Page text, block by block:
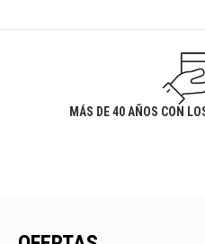
MÁS DE 40 AÑOS CON